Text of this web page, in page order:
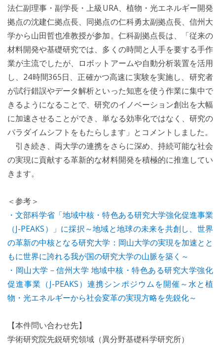
法仁副理事・副学長・上級URA、植物・光エネルギー開発
拠点の沈建仁拠点長、同拠点の仁科勇太副拠点長、信州大
学から山田哲也准教授が参加。仁科副拠点長は、「従来の
材料開発や基礎研究では、多くの時間と人手を要する手作
業が主流でしたが、ロボットアームや自動分析装置を活用
し、24時間365日、正確かつ高速に実験を実施し、研究者
が試行錯誤やデータ解析といった知恵を使う作業に集中で
きるようになることで、研究のイノベーション創出を大幅
に加速させることができ、単なる効率化ではなく、研究の
パラダイムシフトをもたらします」とコメントしました。
引き続き、両大学の連携をさらに深め、持続可能な社会
の実現に貢献する革新的な材料開発を積極的に推進してい
きます。
＜参考＞
・文部科学省「地域中核・特色ある研究大学強化促進事業
（J-PEAKS）」に採択～地域と地球の未来を共創し、世界
の革新の中核となる研究大学：岡山大学の実現を加速とと
もに世界に誇れる我が国の研究大学の山脈を築く～
・岡山大学－信州大学 地域中核・特色ある研究大学強化
促進事業（J-PEAKS）連携シンポジウムを開催～水と植
物・光エネルギーから社会変革の実現方略を先鋭化～
【本件問い合わせ先】
学術研究院先鋭研究領域（異分野基礎科学研究所）